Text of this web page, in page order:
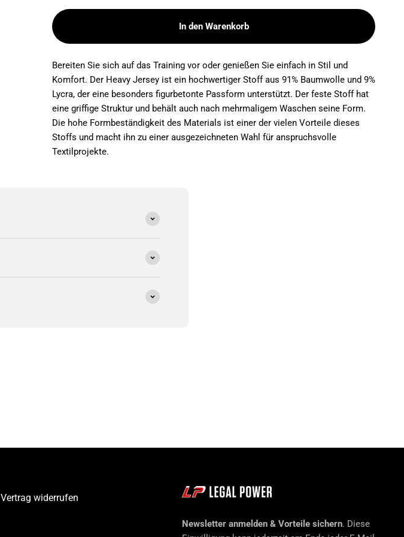
In den Warenkorb
Bereiten Sie sich auf das Training vor oder genießen Sie einfach in Stil und
Komfort. Der Heavy Jersey ist ein hochwertiger Stoff aus 91% Baumwolle und 9%
Lycra, der eine besonders figurbetonte Passform unterstützt. Der feste Stoff hat
eine griffige Struktur und behält auch nach mehrmaligem Waschen seine Form.
Die hohe Formbeständigkeit des Materials ist einer der vielen Vorteile dieses
Stoffs und macht ihn zu einer ausgezeichneten Wahl für anspruchsvolle
Textilprojekte.
Vertrag widerrufen
Newsletter anmelden & Vorteile sichern. Diese